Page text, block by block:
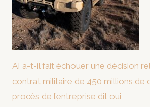
AI a-t-il fait échouer une décision
contrat militaire de 450 millions de
procès de l’entreprise dit oui